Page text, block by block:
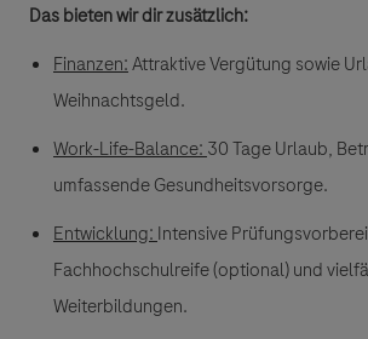
Das bieten wir dir zusätzlich:
Finanzen:Attraktive Vergütung sowie
Weihnachtsgeld.
Work-Life-Balance: 30 Tage Urlaub,
umfassende Gesundheitsvorsorge.
Entwicklung: Intensive
Fachhochschulreife (optional) und
Weiterbildungen.